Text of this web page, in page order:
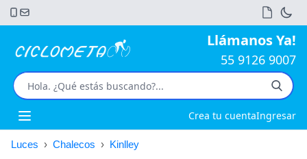
Llámanos Ya!
55 9126 9007
Open main menu Crea tu cuentaIngresar
Luces › Chalecos › Kinlley